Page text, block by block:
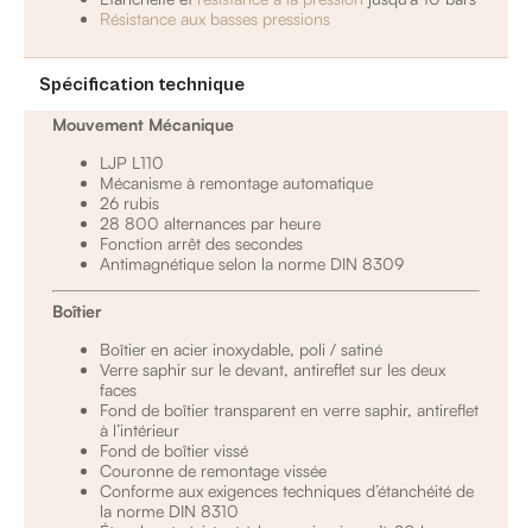
Résistance aux basses pressions
Spécification technique
Mouvement Mécanique
LJP L110
Mécanisme à remontage automatique
26 rubis
28 800 alternances par heure
Fonction arrêt des secondes
Antimagnétique selon la norme DIN 8309
Boîtier
Boîtier en acier inoxydable, poli / satiné
Verre saphir sur le devant, antireflet sur les deux
faces
Fond de boîtier transparent en verre saphir, antireflet
à l’intérieur
Fond de boîtier vissé
Couronne de remontage vissée
Conforme aux exigences techniques d’étanchéité de
la norme DIN 8310